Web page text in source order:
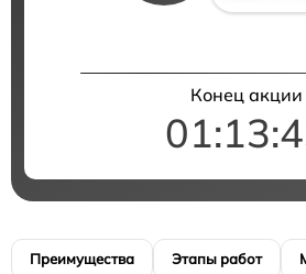
Конец акции
Преимущества Этапы работ